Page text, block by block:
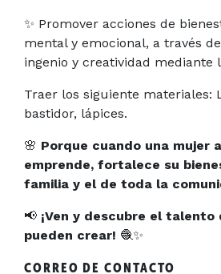
✨ Promover acciones de
mental y emocional, a través
ingenio y creatividad mediante
Traer los siguiente materiales:
bastidor, lápices.
🌸 Porque cuando una mujer
emprende, fortalece su
familia y el de toda la
📢 ¡Ven y descubre el talento
pueden crear! 🧶✨
CORREO DE CONTACTO